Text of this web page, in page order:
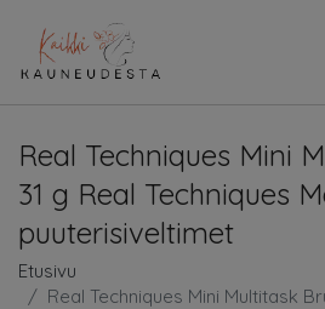
Real Techniques Mini
31 g Real Techniques
puuterisiveltimet
Etusivu
Real Techniques Mini Multitask